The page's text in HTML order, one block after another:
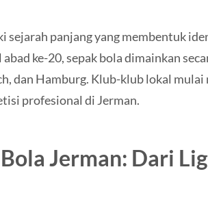
sejarah panjang yang membentuk
ke-20, sepak bola dimainkan
dan Hamburg. Klub-klub lokal mulai
profesional di Jerman.
Jerman: Dari